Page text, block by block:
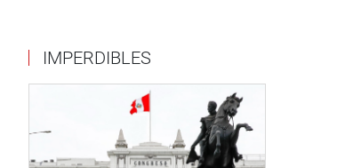
IMPERDIBLES